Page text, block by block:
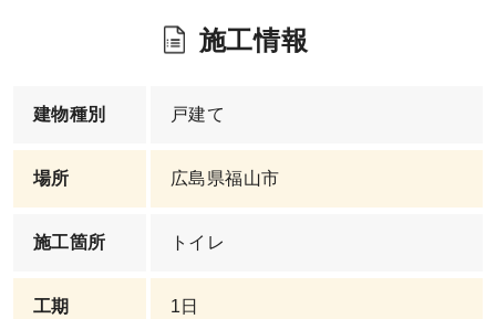
施工情報
建物種別 戸建て
場所 広島県福山市
施工箇所 トイレ
工期 1日